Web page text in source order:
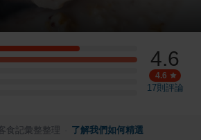
4.6
4.6
17則評論
食記彙整整理 了解我們如何精選